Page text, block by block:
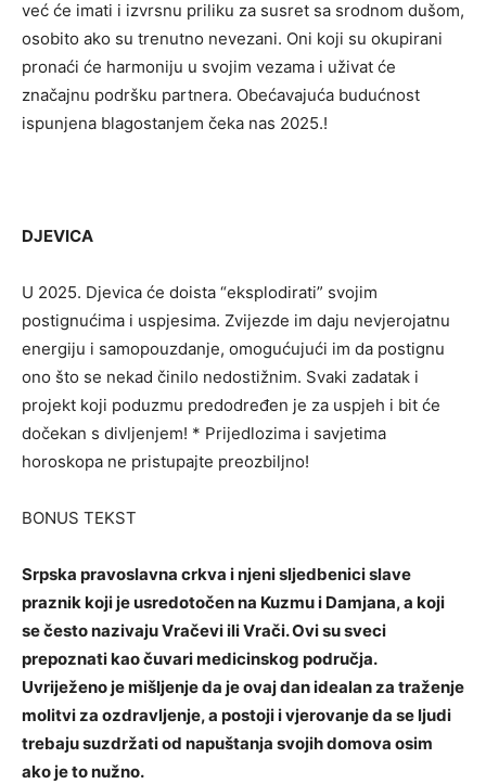
već će imati i izvrsnu priliku za susret sa srodnom dušom,
osobito ako su trenutno nevezani. Oni koji su okupirani
pronaći će harmoniju u svojim vezama i uživat će
značajnu podršku partnera. Obećavajuća budućnost
ispunjena blagostanjem čeka nas 2025.!
DJEVICA
U 2025. Djevica će doista “eksplodirati” svojim
postignućima i uspjesima. Zvijezde im daju nevjerojatnu
energiju i samopouzdanje, omogućujući im da postignu
ono što se nekad činilo nedostižnim. Svaki zadatak i
projekt koji poduzmu predodređen je za uspjeh i bit će
dočekan s divljenjem! * Prijedlozima i savjetima
horoskopa ne pristupajte preozbiljno!
BONUS TEKST
Srpska pravoslavna crkva i njeni sljedbenici slave
praznik koji je usredotočen na Kuzmu i Damjana, a koji
se često nazivaju Vračevi ili Vrači. Ovi su sveci
prepoznati kao čuvari medicinskog područja.
Uvriježeno je mišljenje da je ovaj dan idealan za traženje
molitvi za ozdravljenje, a postoji i vjerovanje da se ljudi
trebaju suzdržati od napuštanja svojih domova osim
ako je to nužno.